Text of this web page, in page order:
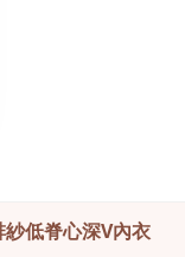
紗低脊心深V內衣